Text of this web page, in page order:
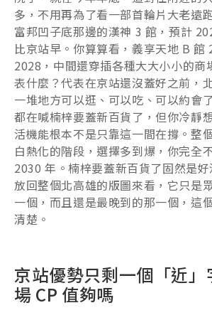
多，不用再為了看一部首輪片大老遠
富邦凹子底那邊的漢神 3 館，預計
比京站早。你算算看，義享天地 B 館
2028，中間還穿插各種大大小小的商
表什麼？代表在京站還沒蓋好之前，
一堆地方可以逛、可以吃、可以約會
都在喊楠梓要蓋新百貨了，但你冷靜
活機能根本不是只靠這一間在撐。整
白熱化的階段，選擇多到爆，你完全
2030 年。楠梓要蓋新百貨了固然是
放回整個北高雄的版圖來看，它只是
一個，而且還是最晚到的那一個，這
清楚。
京站優勢只剩一個「近」
場 CP 值夠嗎